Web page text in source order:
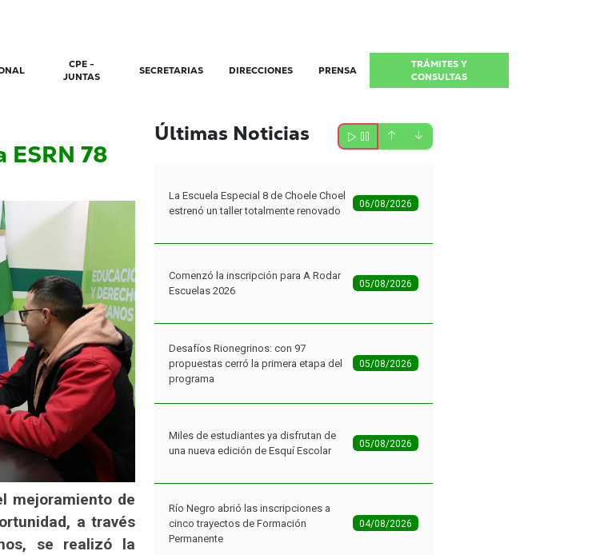
CPE -
JUNTAS
SECRETARIAS DIRECCIONES PRENSA
TRÁMITES Y
CONSULTAS
78
mejoramiento de
a través
se realizó la
Últimas Noticias
La Escuela Especial 8 de Choele Choel
estrenó un taller totalmente renovado
06/08/2026
Comenzó la inscripción para A Rodar
Escuelas 2026
05/08/2026
Desafíos Rionegrinos: con 97
propuestas cerró la primera etapa del
programa
05/08/2026
Miles de estudiantes ya disfrutan de
una nueva edición de Esquí Escolar
05/08/2026
Río Negro abrió las inscripciones a
cinco trayectos de Formación
Permanente
04/08/2026